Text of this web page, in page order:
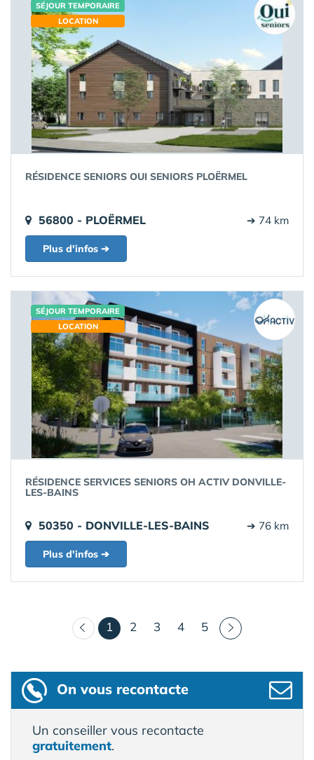
SÉJOUR TEMPORAIRE
LOCATION
RÉSIDENCE SENIORS OUI SENIORS PLOËRMEL
56800 - PLOËRMEL ➔ 74 km
Plus d'infos ➔
SÉJOUR TEMPORAIRE
LOCATION
RÉSIDENCE SERVICES SENIORS OH ACTIV DONVILLE-
LES-BAINS
50350 - DONVILLE-LES-BAINS ➔ 76 km
Plus d'infos ➔
1 (courant)
2 3 4 5
On vous recontacte
Un conseiller vous recontacte
gratuitement.